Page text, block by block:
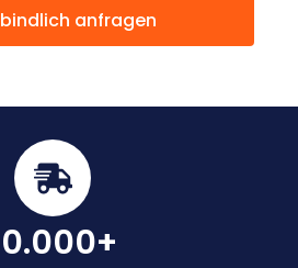
anfragen